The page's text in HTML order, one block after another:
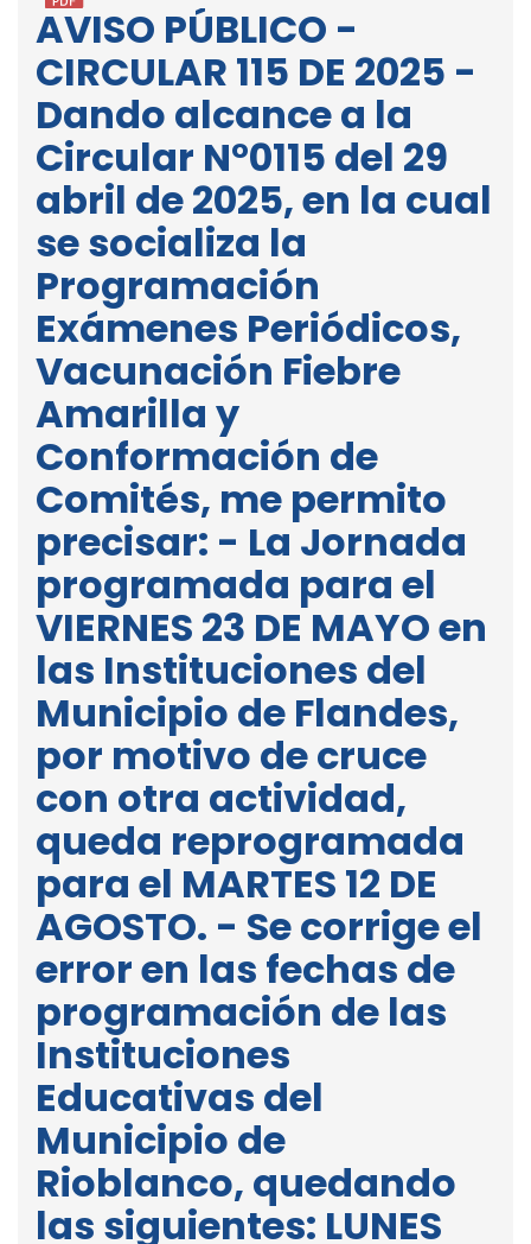
AVISO PÚBLICO -
CIRCULAR 115 DE 2025 -
Dando alcance a la
Circular N°0115 del 29
abril de 2025, en la cual
se socializa la
Programación
Exámenes Periódicos,
Vacunación Fiebre
Amarilla y
Conformación de
Comités, me permito
precisar: - La Jornada
programada para el
VIERNES 23 DE MAYO en
las Instituciones del
Municipio de Flandes,
por motivo de cruce
con otra actividad,
queda reprogramada
para el MARTES 12 DE
AGOSTO. - Se corrige el
error en las fechas de
programación de las
Instituciones
Educativas del
Municipio de
Rioblanco, quedando
las siguientes: LUNES